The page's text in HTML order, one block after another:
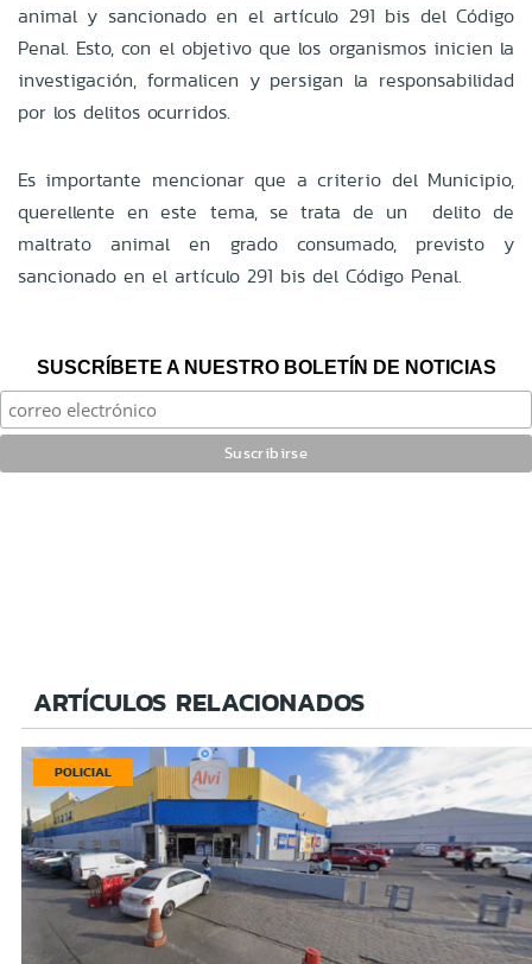
animal y sancionado en el artículo 291 bis del Código
Penal. Esto, con el objetivo que los organismos inicien la
investigación, formalicen y persigan la responsabilidad
por los delitos ocurridos.
Es importante mencionar que a criterio del Municipio,
querellente en este tema, se trata de un delito de
maltrato animal en grado consumado, previsto y
sancionado en el artículo 291 bis del Código Penal.
SUSCRÍBETE A NUESTRO BOLETÍN DE NOTICIAS
ARTÍCULOS RELACIONADOS
POLICIAL